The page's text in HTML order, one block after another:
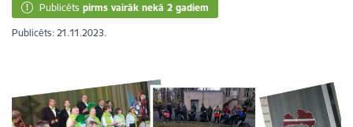
Publicēts pirms vairāk nekā 2 gadiem
Publicēts: 21.11.2023.